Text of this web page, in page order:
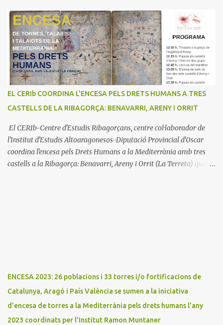
EL CERIb COORDINA L'ENCESA PELS DRETS HUMANS A TRES
CASTELLS DE LA RIBAGORÇA: BENAVARRI, ARENY I ORRIT
El CERIb-Centre d'Estudis Ribagorçans, centre col·laborador de
l'Institut d'Estudis Altoaragonesos-Diputació Provincial d'Oscar
coordina l'encesa pels Drets Humans a la Mediterrània amb tres
castells a la Ribagorça: Benavarri, Areny i Orrit (La Terreta) que
ENCESA 2023: 26 poblacions i 33 torres i/o fortificacions de
Catalunya, Aragó i País València se sumen a la iniciativa
d’encesa de torres a la Mediterrània pels drets humans l’any
2023 coordinats per l’Institut Ramon Muntaner